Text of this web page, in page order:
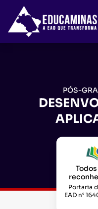
PÓS-
Portaria
EAD n°